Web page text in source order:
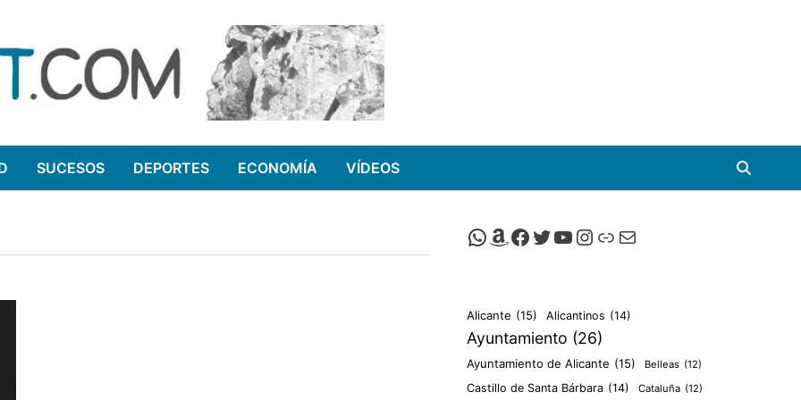
SUCESOS DEPORTES ECONOMÍA VÍDEOS
Canal de Whatsapp de Viscalacant
Comprar en Amazon
Facebook de Viscalacant
Twitter de Viscalacant
Canal de Youtube de Viscalacant
Instagram de Viscalacant
Viscalacant en Polkaverse
Correo electrónico
Alicante (15) Alicantinos (14)
Ayuntamiento (26)
Ayuntamiento de Alicante (15) Belleas (12)
Castillo de Santa Bárbara (14) Cataluña (12)